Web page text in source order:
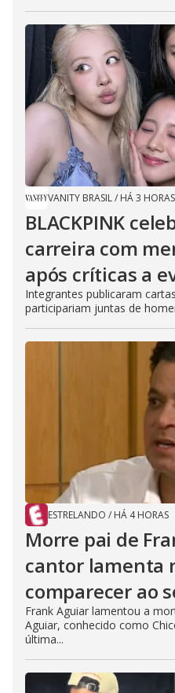
VANITY BRASIL/ HÁ 3 HORAS
BLACKPINK
carreira com
após críticas a
Integrantes publicaram
participariam juntas de
ESTRELANDO / HÁ 4 HORAS
Morre pai de
cantor lamenta
comparecer ao
Frank Aguiar lamentou a
Aguiar, conhecido como
última...